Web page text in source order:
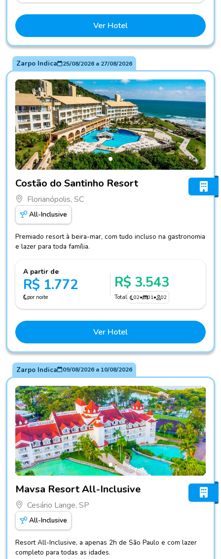
Ver Hotel
Zarpo Indica 25/08/2026a 27/08/2026
Costão do Santinho Resort
Florianópolis, SC
All-Inclusive
Premiado resort à beira-mar, com tudo incluso na gastronomia
e lazer para toda família.
A partir de
R$ 1.772
por noite
R$ 3.543
Total 02• 01• 02
Ver Hotel
Zarpo Indica 09/08/2026a 10/08/2026
Mavsa Resort All-Inclusive
Cesário Lange, SP
All-Inclusive
Resort All-Inclusive, a apenas 2h de São Paulo e com lazer
completo para todas as idades.